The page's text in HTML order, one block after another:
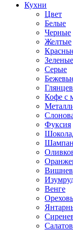
Кухни
Цвет
Белые
Черные
Желтые
Зеленые
Серые
Кофе с
Фуксия
Венге